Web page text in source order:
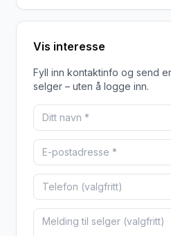
Vis interesse
Fyll inn kontaktinfo og send
selger – uten å logge inn.